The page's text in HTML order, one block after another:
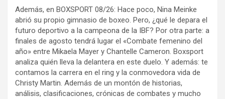
Además, en BOXSPORT 08/26: Hace poco, Nina Meinke
abrió su propio gimnasio de boxeo. Pero, ¿qué le depara el
futuro deportivo a la campeona de la IBF? Por otra parte: a
finales de agosto tendrá lugar el «Combate femenino del
año» entre Mikaela Mayer y Chantelle Cameron. Boxsport
analiza quién lleva la delantera en este duelo. Y además: te
contamos la carrera en el ring y la conmovedora vida de
Christy Martin. Además de un montón de historias,
análisis, clasificaciones, crónicas de combates y mucho